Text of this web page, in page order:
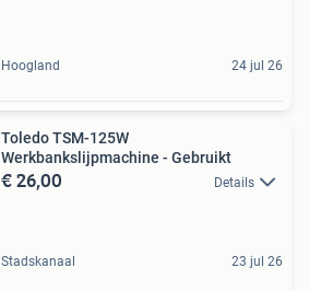
Hoogland 24 jul 26
Toledo TSM-125W
Werkbankslijpmachine - Gebruikt
€ 26,00 Details
Stadskanaal 23 jul 26